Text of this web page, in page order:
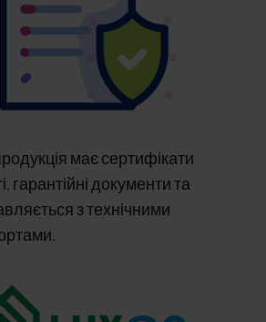
має сертифікати
гарантійні документи та
з технічними